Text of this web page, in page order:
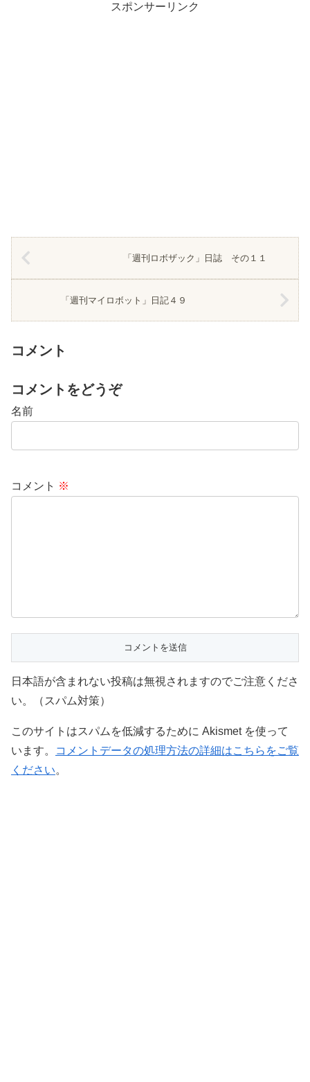
スポンサーリンク
「週刊ロボザック」日誌 その１１
「週刊マイロボット」日記４９
コメント
コメントをどうぞ
名前
コメント ※
日本語が含まれない投稿は無視されますのでご注意くださ
い。（スパム対策）
このサイトはスパムを低減するために Akismet を使って
います。
コメントデータの処理方法の詳細はこちらをご覧
ください。